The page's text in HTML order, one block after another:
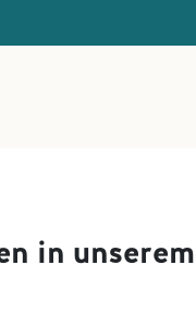
Gratis
in